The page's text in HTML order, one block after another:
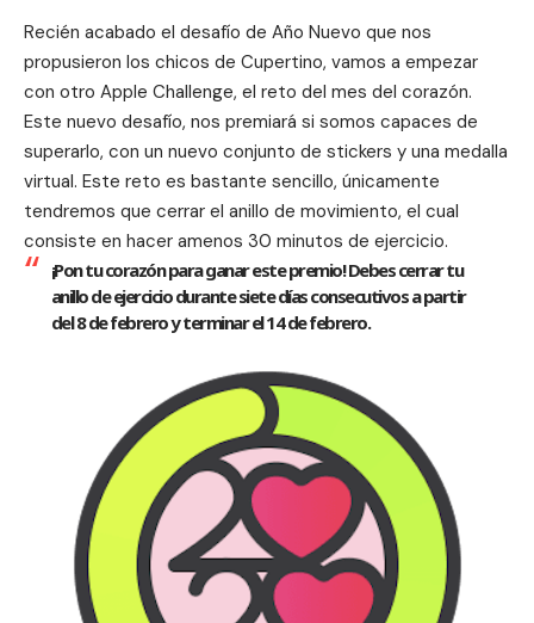
Recién acabado el desafío de Año Nuevo que nos
propusieron los chicos de Cupertino, vamos a empezar
con otro Apple Challenge, el reto del mes del corazón.
Este nuevo desafío, nos premiará si somos capaces de
superarlo, con un nuevo conjunto de stickers y una medalla
virtual. Este reto es bastante sencillo, únicamente
tendremos que cerrar el anillo de movimiento, el cual
consiste en hacer amenos 30 minutos de ejercicio.
¡Pon tu corazón para ganar este premio! Debes cerrar tu
anillo de ejercicio durante siete días consecutivos a partir
del 8 de febrero y terminar el 14 de febrero.